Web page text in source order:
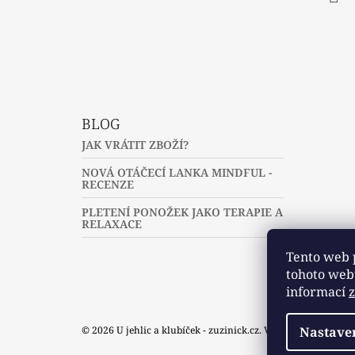
Tento web
tohoto
informací
BLOG
JAK VRÁTIT ZBOŽÍ?
NOVÁ OTÁČECÍ LANKA MINDFUL -
RECENZE
PLETENÍ PONOŽEK JAKO TERAPIE A
RELAXACE
© 2026 U jehlic a klubíček - zuzinick.cz. Všechna práva